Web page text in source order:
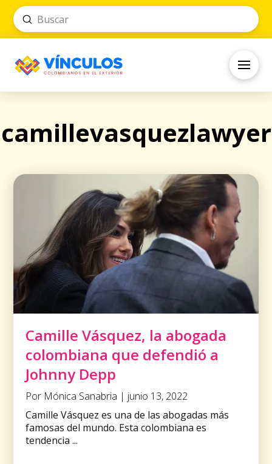
Search
Submit
camillevasquezlawyer
Camille Vásquez, la abogada
colombiana que defendió a
Johnny Depp
Por Mónica Sanabria | junio 13, 2022
Camille Vásquez es una de las abogadas más
famosas del mundo. Esta colombiana es
tendencia ...